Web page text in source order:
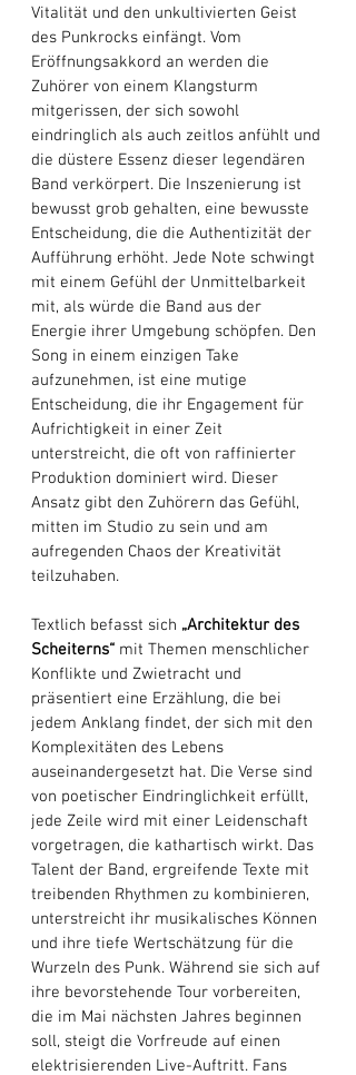
Vitalität und den unkultivierten Geist
des Punkrocks einfängt. Vom
Eröffnungsakkord an werden die
Zuhörer von einem Klangsturm
mitgerissen, der sich sowohl
eindringlich als auch zeitlos anfühlt und
die düstere Essenz dieser legendären
Band verkörpert. Die Inszenierung ist
bewusst grob gehalten, eine bewusste
Entscheidung, die die Authentizität der
Aufführung erhöht. Jede Note schwingt
mit einem Gefühl der Unmittelbarkeit
mit, als würde die Band aus der
Energie ihrer Umgebung schöpfen. Den
Song in einem einzigen Take
aufzunehmen, ist eine mutige
Entscheidung, die ihr Engagement für
Aufrichtigkeit in einer Zeit
unterstreicht, die oft von raffinierter
Produktion dominiert wird. Dieser
Ansatz gibt den Zuhörern das Gefühl,
mitten im Studio zu sein und am
aufregenden Chaos der Kreativität
teilzuhaben.
Textlich befasst sich „Architektur des
Scheiterns“ mit Themen menschlicher
Konflikte und Zwietracht und
präsentiert eine Erzählung, die bei
jedem Anklang findet, der sich mit den
Komplexitäten des Lebens
auseinandergesetzt hat. Die Verse sind
von poetischer Eindringlichkeit erfüllt,
jede Zeile wird mit einer Leidenschaft
vorgetragen, die kathartisch wirkt. Das
Talent der Band, ergreifende Texte mit
treibenden Rhythmen zu kombinieren,
unterstreicht ihr musikalisches Können
und ihre tiefe Wertschätzung für die
Wurzeln des Punk. Während sie sich auf
ihre bevorstehende Tour vorbereiten,
die im Mai nächsten Jahres beginnen
soll, steigt die Vorfreude auf einen
elektrisierenden Live-Auftritt. Fans